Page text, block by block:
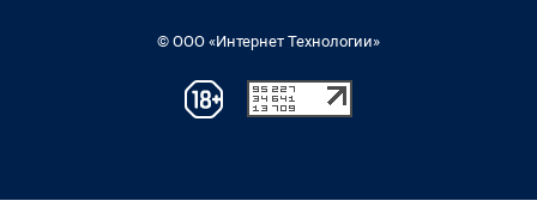
© ООО «Интернет Технологии»